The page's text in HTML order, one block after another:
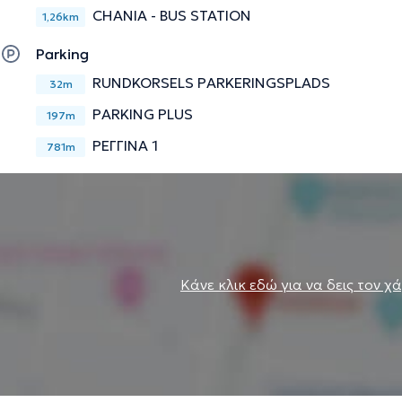
1,26km CHANIA - BUS STATION
Parking
32m RUNDKORSELS PARKERINGSPLADS
197m PARKING PLUS
781m ΡΕΓΓΙΝΑ 1
Κάνε κλικ εδώ για να δεις τον